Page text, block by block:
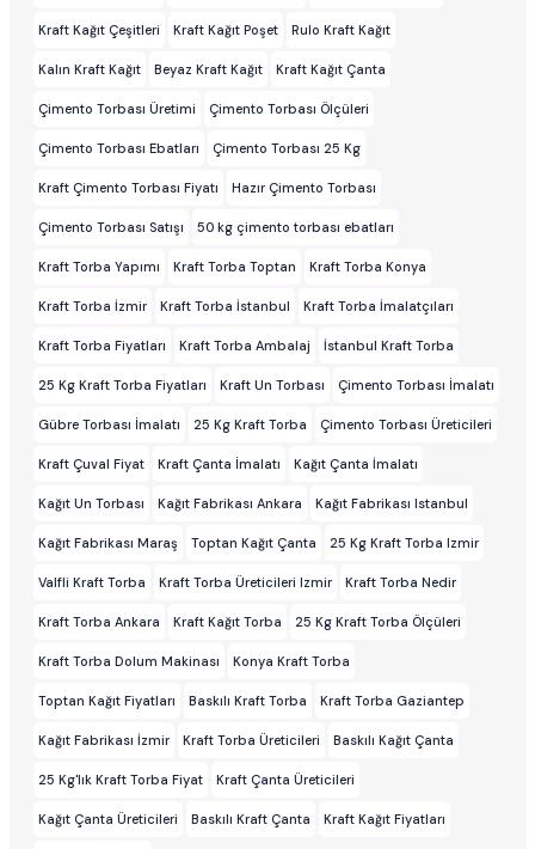
Kraft Kağıt Çeşitleri Kraft Kağıt Poşet Rulo Kraft Kağıt
Kalın Kraft Kağıt Beyaz Kraft Kağıt Kraft Kağıt Çanta
Çimento Torbası Üretimi Çimento Torbası Ölçüleri
Çimento Torbası Ebatları Çimento Torbası 25 Kg
Kraft Çimento Torbası Fiyatı Hazır Çimento Torbası
Çimento Torbası Satışı 50 kg çimento torbası ebatları
Kraft Torba Yapımı Kraft Torba Toptan Kraft Torba Konya
Kraft Torba İzmir Kraft Torba İstanbul Kraft Torba İmalatçıları
Kraft Torba Fiyatları Kraft Torba Ambalaj İstanbul Kraft Torba
25 Kg Kraft Torba Fiyatları Kraft Un Torbası Çimento Torbası İmalatı
Gübre Torbası İmalatı 25 Kg Kraft Torba Çimento Torbası Üreticileri
Kraft Çuval Fiyat Kraft Çanta İmalatı Kağıt Çanta İmalatı
Kağıt Un Torbası Kağıt Fabrikası Ankara Kağıt Fabrikası Istanbul
Kağıt Fabrikası Maraş Toptan Kağıt Çanta 25 Kg Kraft Torba Izmir
Valfli Kraft Torba Kraft Torba Üreticileri Izmir Kraft Torba Nedir
Kraft Torba Ankara Kraft Kağıt Torba 25 Kg Kraft Torba Ölçüleri
Kraft Torba Dolum Makinası Konya Kraft Torba
Toptan Kağıt Fiyatları Baskılı Kraft Torba Kraft Torba Gaziantep
Kağıt Fabrikası İzmir Kraft Torba Üreticileri Baskılı Kağıt Çanta
25 Kg'lık Kraft Torba Fiyat Kraft Çanta Üreticileri
Kağıt Çanta Üreticileri Baskılı Kraft Çanta Kraft Kağıt Fiyatları